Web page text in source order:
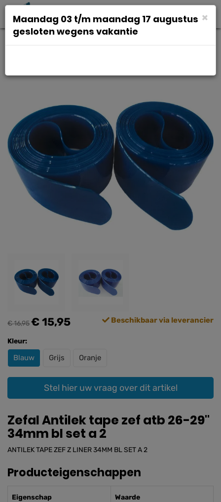
€ 16,95€ 15,95 Beschikbaar via leverancier
Kleur:
Blauw Grijs Oranje
Stel hier uw vraag over dit artikel
Zefal Antilek tape zef atb 26-29"
34mm bl set a 2
ANTILEK TAPE ZEF Z LINER 34MM BL SET A 2
Producteigenschappen
Eigenschap Waarde
×
Maandag 03 t/m maandag 17 augustus
gesloten wegens vakantie